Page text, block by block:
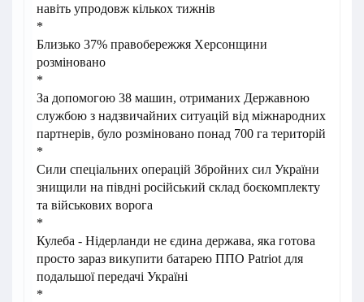
навіть упродовж кількох тижнів
*
Близько 37% правобережжя Херсонщини
розміновано
*
За допомогою 38 машин, отриманих Державною
службою з надзвичайних ситуацій від міжнародних
партнерів, було розміновано понад 700 га територій
*
Сили спеціальних операцій Збройних сил України
знищили на півдні російський склад боєкомплекту
та військових ворога
*
Кулеба - Нідерланди не єдина держава, яка готова
просто зараз викупити батарею ППО Patriot для
подальшої передачі Україні
*